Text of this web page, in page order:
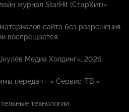
журнал StarHit (СтарХит)»
сайта без разрешения
воспрещается.
Медиа Холдинг», 2026.
передач - «Сервис-ТВ »
технологии